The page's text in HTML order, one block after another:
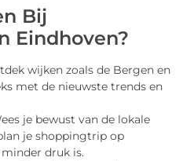
Bij
Eindhoven?
wijken zoals de Bergen en
met de nieuwste trends en
je bewust van de lokale
je shoppingtrip op
druk is.